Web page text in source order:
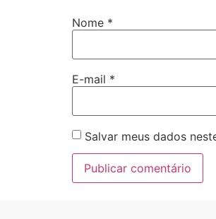
Nome *
E-mail *
Salvar meus dados